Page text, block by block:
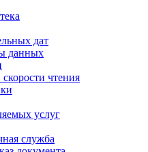
дат
данных
чтения
услуг
служба